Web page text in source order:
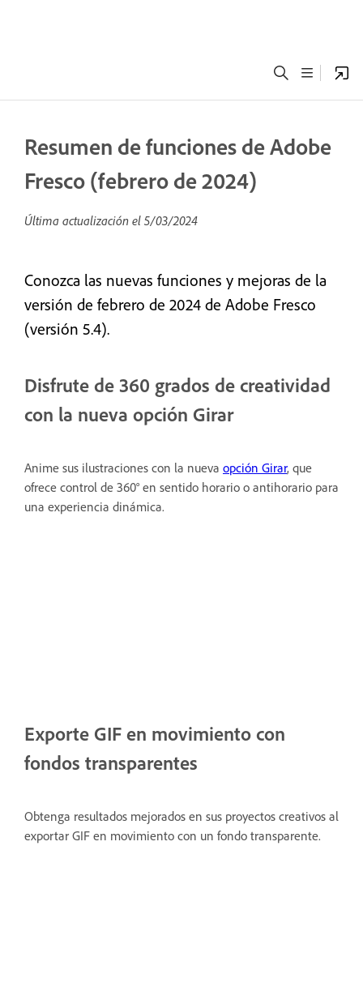
Resumen de funciones de Adobe
Fresco (febrero de 2024)
Última actualización el 5/03/2024
Conozca las nuevas funciones y mejoras de la
versión de febrero de 2024 de Adobe Fresco
(versión 5.4).
Disfrute de 360 grados de creatividad
con la nueva opción Girar
Anime sus ilustraciones con la nueva opción Girar, que
ofrece control de 360° en sentido horario o antihorario para
una experiencia dinámica.
Exporte GIF en movimiento con
fondos transparentes
Obtenga resultados mejorados en sus proyectos creativos al
exportar GIF en movimiento con un fondo transparente.